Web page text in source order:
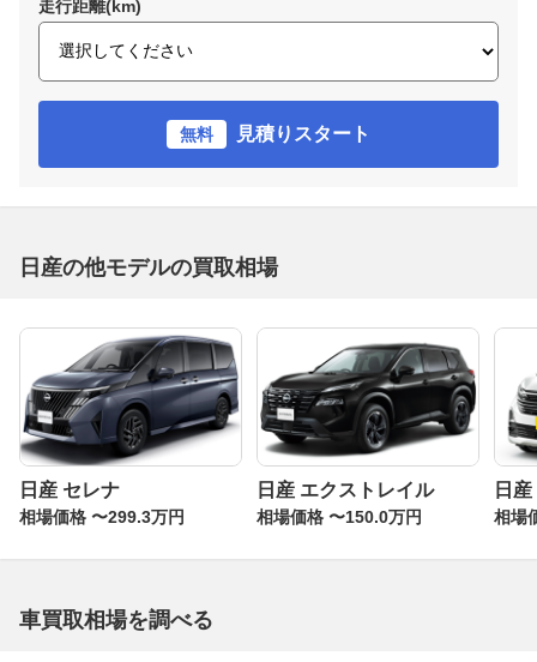
走行距離(km)
無料 見積りスタート
日産の他モデルの買取相場
日産 セレナ
相場価格 〜299.3万円
日産 エクストレイル
相場価格 〜150.0万円
日
相場
車買取相場を調べる